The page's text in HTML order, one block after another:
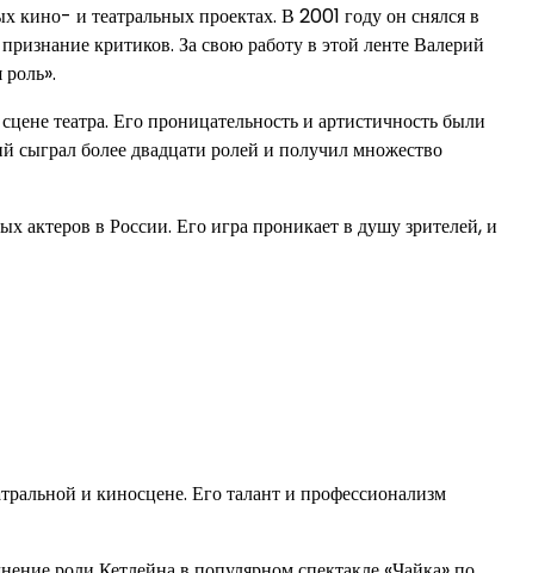
кино- и театральных проектах. В 2001 году он снялся в
критиков. За свою работу в этой ленте Валерий
театра. Его проницательность и артистичность были
более двадцати ролей и получил множество
актеров в России. Его игра проникает в душу зрителей, и
и киносцене. Его талант и профессионализм